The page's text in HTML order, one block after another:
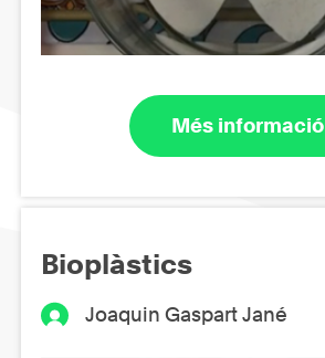
Més informació
Bioplàstics
Joaquin Gaspart Jané